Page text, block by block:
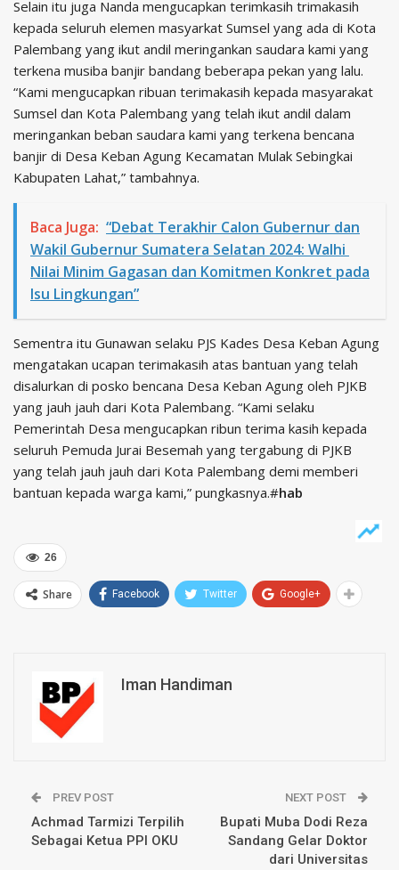
Selain itu juga Nanda mengucapkan terimkasih trimakasih
kepada seluruh elemen masyarkat Sumsel yang ada di Kota
Palembang yang ikut andil meringankan saudara kami yang
terkena musiba banjir bandang beberapa pekan yang lalu.
“Kami mengucapkan ribuan terimakasih kepada masyarakat
Sumsel dan Kota Palembang yang telah ikut andil dalam
meringankan beban saudara kami yang terkena bencana
banjir di Desa Keban Agung Kecamatan Mulak Sebingkai
Kabupaten Lahat,” tambahnya.
Baca Juga: “Debat Terakhir Calon Gubernur dan
Wakil Gubernur Sumatera Selatan 2024: Walhi
Nilai Minim Gagasan dan Komitmen Konkret pada
Isu Lingkungan”
Sementra itu Gunawan selaku PJS Kades Desa Keban Agung
mengatakan ucapan terimakasih atas bantuan yang telah
disalurkan di posko bencana Desa Keban Agung oleh PJKB
yang jauh jauh dari Kota Palembang. “Kami selaku
Pemerintah Desa mengucapkan ribun terima kasih kepada
seluruh Pemuda Jurai Besemah yang tergabung di PJKB
yang telah jauh jauh dari Kota Palembang demi memberi
bantuan kepada warga kami,” pungkasnya.#hab
26
Share Facebook Twitter Google+
Iman Handiman
PREV POST
Achmad Tarmizi Terpilih
Sebagai Ketua PPI OKU
NEXT POST
Bupati Muba Dodi Reza
Sandang Gelar Doktor
dari Universitas